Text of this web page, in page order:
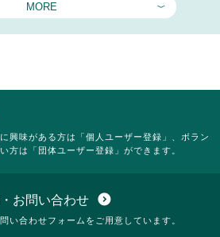
MORE
興味がある方は「個人ユーザー登録」、ボラン
方は「団体ユーザー登録」ができます。
お問い合わせ expand_circle_down
い合わせフォームをご用意しています。